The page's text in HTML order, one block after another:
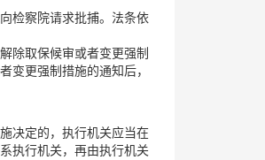
检察院请求批捕。法条依
除取保候审或者变更强制
更强制措施的通知后，
决定的，执行机关应当在
执行机关，再由执行机关